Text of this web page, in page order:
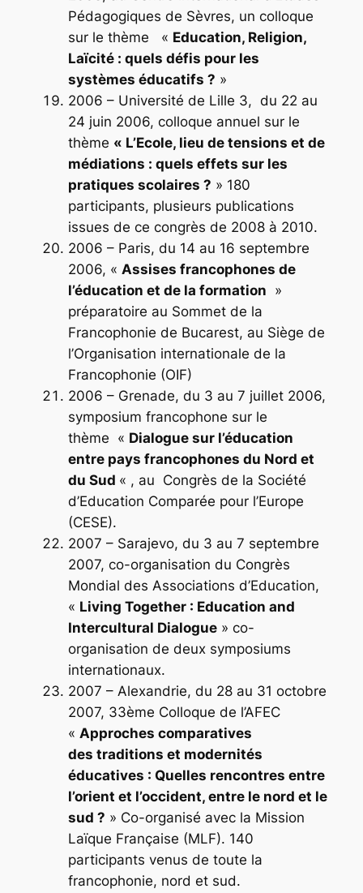
Pédagogiques de Sèvres, un colloque
sur le thème « Education, Religion,
Laïcité : quels défis pour les
systèmes éducatifs ? »
2006 – Université de Lille 3, du 22 au
24 juin 2006, colloque annuel sur le
thème « L’Ecole, lieu de tensions et de
médiations : quels effets sur les
pratiques scolaires ? » 180
participants, plusieurs publications
issues de ce congrès de 2008 à 2010.
2006 – Paris, du 14 au 16 septembre
2006, « Assises francophones de
l’éducation et de la formation »
préparatoire au Sommet de la
Francophonie de Bucarest, au Siège de
l’Organisation internationale de la
Francophonie (OIF)
2006 – Grenade, du 3 au 7 juillet 2006,
symposium francophone sur le
thème « Dialogue sur l’éducation
entre pays francophones du Nord et
du Sud « , au Congrès de la Société
d’Education Comparée pour l’Europe
(CESE).
2007 – Sarajevo, du 3 au 7 septembre
2007, co-organisation du Congrès
Mondial des Associations d’Education,
« Living Together : Education and
Intercultural Dialogue» co-
organisation de deux symposiums
internationaux.
2007 – Alexandrie, du 28 au 31 octobre
2007, 33ème Colloque de l’AFEC
« Approches comparatives
des traditions et modernités
éducatives : Quelles rencontres entre
l’orient et l’occident, entre le nord et le
sud ? » Co-organisé avec la Mission
Laïque Française (MLF). 140
participants venus de toute la
francophonie, nord et sud.